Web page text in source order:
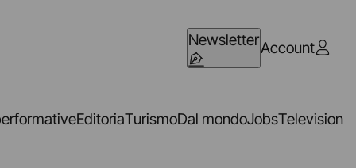
NewsletterAccount
EditoriaTurismoDal mondoJobsTelevision